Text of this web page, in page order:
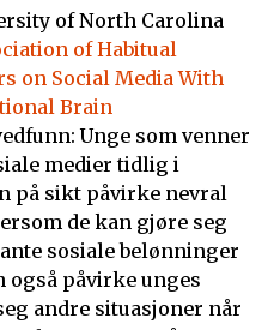
of North Carolina
of Habitual
on Social Media With
Brain
Unge som venner
medier tidlig i
på sikt påvirke nevral
de kan gjøre seg
sosiale belønninger
også påvirke unges
andre situasjoner når